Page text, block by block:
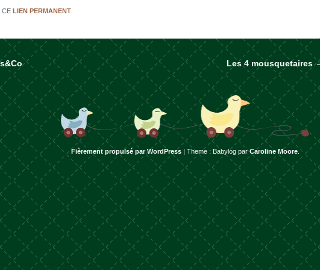
CELIEN PERMANENT
les articles
Les 4 mousquetaires
Fièrement propulsé par WordPress Theme : Babylog parCaroline Moore.